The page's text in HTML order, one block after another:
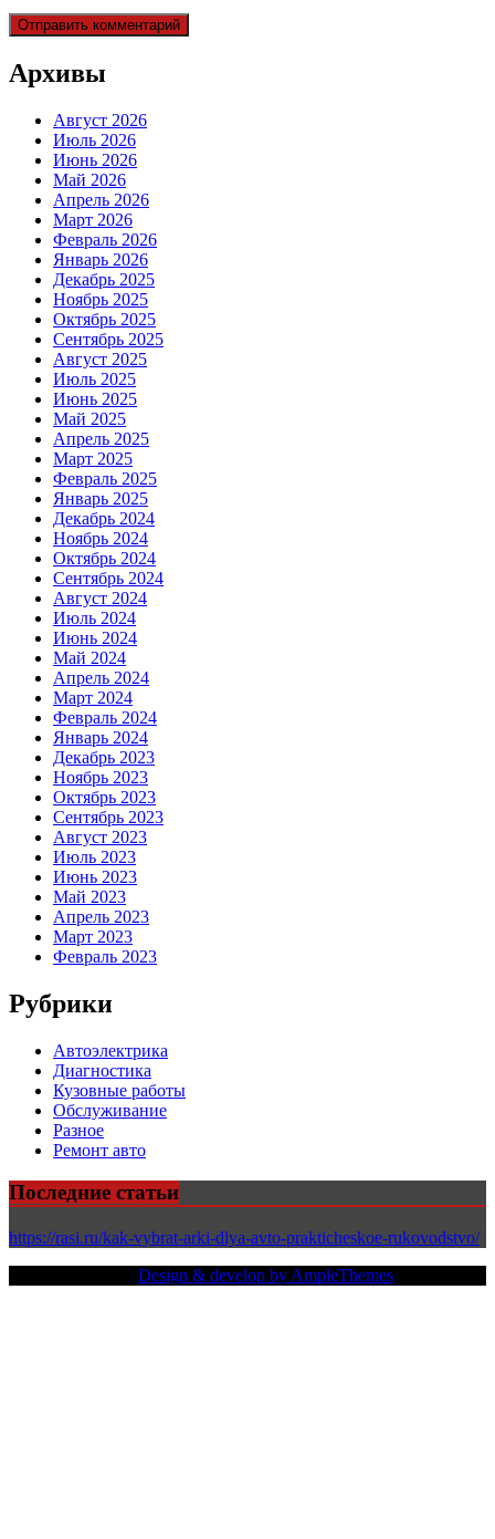
Архивы
Август 2026
Июль 2026
Июнь 2026
Май 2026
Апрель 2026
Март 2026
Февраль 2026
Январь 2026
Декабрь 2025
Ноябрь 2025
Октябрь 2025
Сентябрь 2025
Август 2025
Июль 2025
Июнь 2025
Май 2025
Апрель 2025
Март 2025
Февраль 2025
Январь 2025
Декабрь 2024
Ноябрь 2024
Октябрь 2024
Сентябрь 2024
Август 2024
Июль 2024
Июнь 2024
Май 2024
Апрель 2024
Март 2024
Февраль 2024
Январь 2024
Декабрь 2023
Ноябрь 2023
Октябрь 2023
Сентябрь 2023
Август 2023
Июль 2023
Июнь 2023
Май 2023
Апрель 2023
Март 2023
Февраль 2023
Рубрики
Автоэлектрика
Диагностика
Кузовные работы
Обслуживание
Разное
Ремонт авто
Последние статьи
https://rasi.ru/kak-vybrat-arki-dlya-avto-prakticheskoe-rukovodstvo/
Design & develop by AmpleThemes